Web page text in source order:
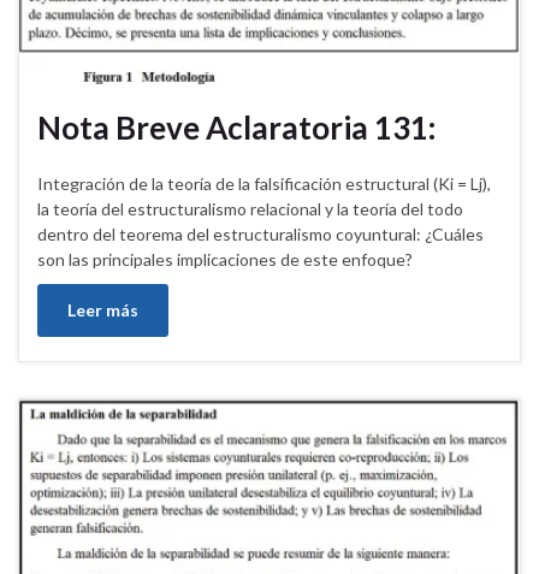
Nota Breve Aclaratoria 131:
Integración de la teoría de la falsificación estructural (Ki = Lj),
la teoría del estructuralismo relacional y la teoría del todo
dentro del teorema del estructuralismo coyuntural: ¿Cuáles
son las principales implicaciones de este enfoque?
Leer más